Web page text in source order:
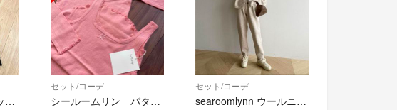
シールームリン セットアップ
セット/コーデ
シールームリン パターンメッシュロングスリーブ セット
セット/コーデ
searoomlynn ウールニットセットアップオートミール